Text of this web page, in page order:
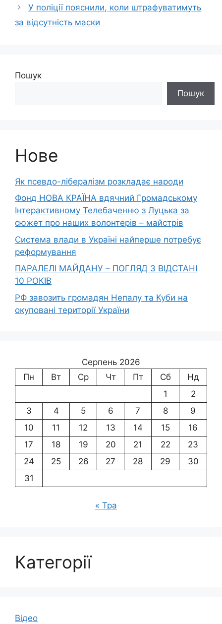
У поліції пояснили, коли штрафуватимуть
за відсутність маски
Пошук
Пошук
Нове
Як псевдо-лібералізм розкладає народи
Фонд НОВА КРАЇНА вдячний Громадському
Інтерактивному Телебаченню з Луцька за
сюжет про наших волонтерів – майстрів
Система влади в Україні найперше потребує
реформування
ПАРАЛЕЛІ МАЙДАНУ – ПОГЛЯД З ВІДСТАНІ
10 РОКІВ
РФ завозить громадян Непалу та Куби на
окуповані території України
Серпень 2026
Пн
Вт Ср Чт Пт Сб
Нд
1
2
3
4 5 6 7 8
9
10
11 12 13 14 15
16
17
18 19 20 21 22
23
24
25 26 27 28 29
30
31
« Тра
Категорії
Відео